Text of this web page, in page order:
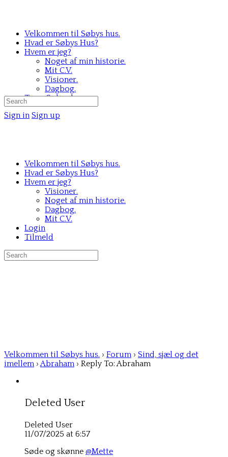
Velkommen til Søbys hus.
Hvad er Søbys Hus?
Hvem er jeg?
Noget af min historie.
Mit C.V.
Visioner.
Dagbog.
Team Søbys hus.
Sign in Sign up
Search
for:
Velkommen til Søbys hus.
Hvad er Søbys Hus?
Hvem er jeg?
Visioner.
Noget af min historie.
Dagbog.
Mit C.V.
Login
Tilmeld
Search
for:
Velkommen til Søbys hus. › Forum › Sind, sjæl og det
imellem › Abraham › Reply To: Abraham
Deleted User
Deleted User
11/07/2025 at 6:57
Søde og skønne @Mette